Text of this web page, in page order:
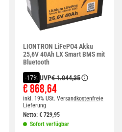
LIONTRON LiFePO4 Akku
25,6V 40Ah LX Smart BMS mit
Bluetooth
-17% UVP€ 1.044,35
€ 868,64
inkl. 19% USt. Versandkostenfreie
Lieferung
Netto: € 729,95
Sofort verfügbar